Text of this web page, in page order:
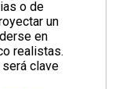
o de
un
en
realistas.
clave